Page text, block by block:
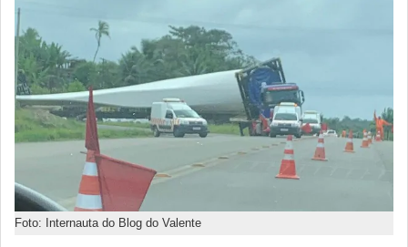
Foto: Internauta do Blog do Valente